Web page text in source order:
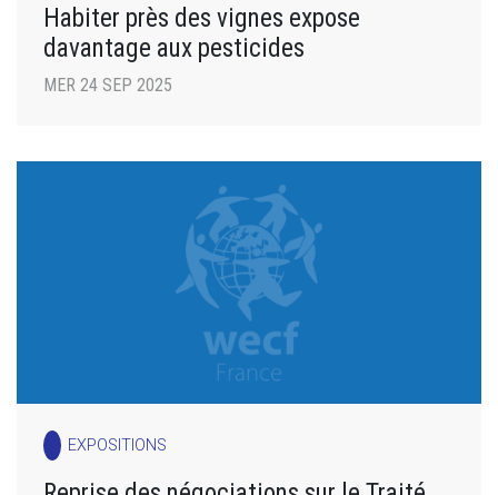
Habiter près des vignes expose
davantage aux pesticides
MER 24 SEP 2025
EXPOSITIONS